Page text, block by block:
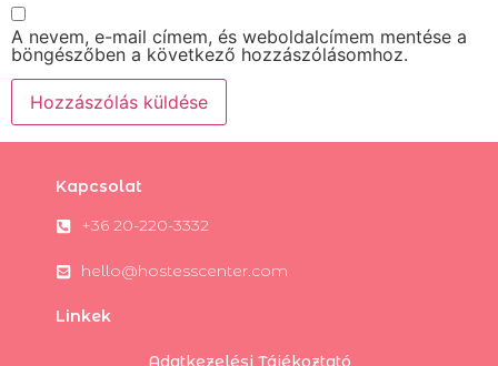
A nevem, e-mail címem, és weboldalcímem mentése a
böngészőben a következő hozzászólásomhoz.
Kapcsolat
+36 20-220-3332
hello@hostesscenter.com
Linkek
Adatkezelési Tájékoztató